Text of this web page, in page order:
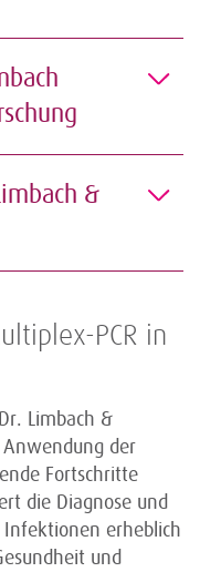
&
PCR in
Limbach &
der
Fortschritte
die Diagnose und
Infektionen erheblich
und